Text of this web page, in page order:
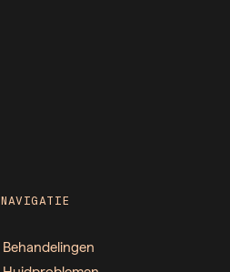
NAVIGATIE
Behandelingen